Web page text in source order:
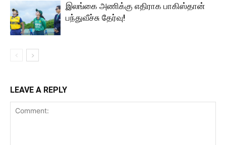
இலங்கை அணிக்கு எதிராக பாகிஸ்தான்
பந்துவீச்சு தேர்வு!
LEAVE A REPLY